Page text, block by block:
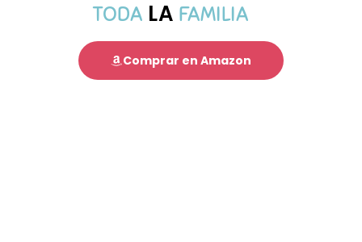
TODA LA FAMILIA
Comprar en Amazon